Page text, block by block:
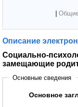
Описание
Социально-
замещающие
Основные сведения
Основное